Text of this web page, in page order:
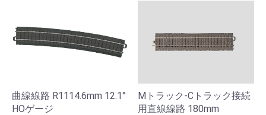
曲線線路 R1114.6mm 12.1°
HOゲージ
Mトラック-Cトラック接続
用直線線路 180mm